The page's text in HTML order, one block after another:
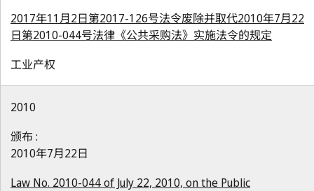
2017年11月2日第2017-126号法令废除并取代2010年7月22
日第2010-044号法律《公共采购法》实施法令的规定
工业产权
2010
颁布 :
2010年7月22日
Law No. 2010-044 of July 22, 2010, on the Public